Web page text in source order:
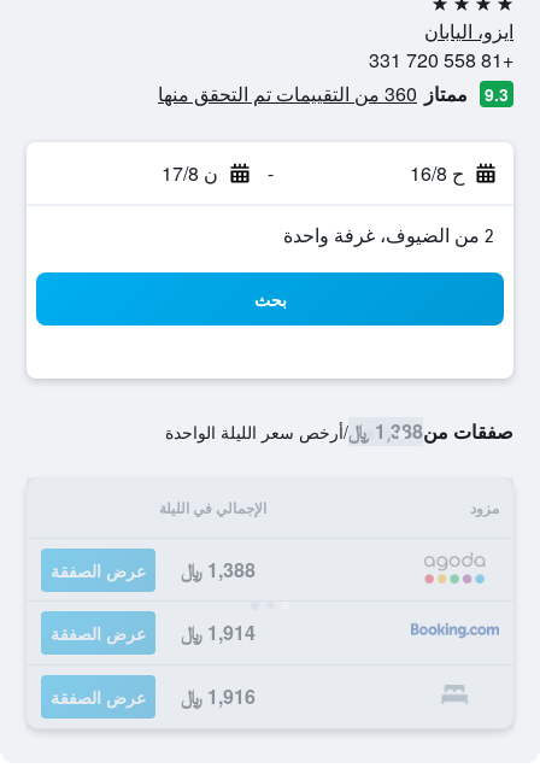
4 نجوم
ايزو، اليابان
+81 558 720 331
9.3 ممتاز 360 من التقييمات تم التحقق منها
ح 16/8 - ن 17/8
2 من الضيوف، غرفة واحدة
بحث
صفقات من1,388 ﷼ /أرخص سعر الليلة الواحدة
مزود الإجمالي في الليلة
1,388 ﷼ عرض الصفقة
1,914 ﷼ عرض الصفقة
1,916 ﷼ عرض الصفقة